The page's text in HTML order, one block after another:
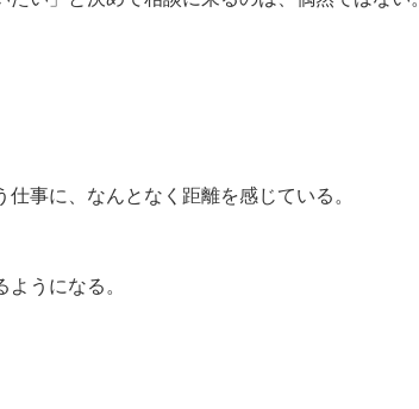
事に、なんとなく距離を感じている。
うになる。